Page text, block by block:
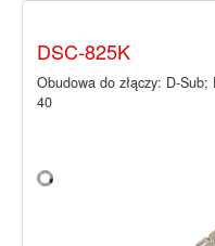
DSC-825K
Obudowa do złączy: D-
40